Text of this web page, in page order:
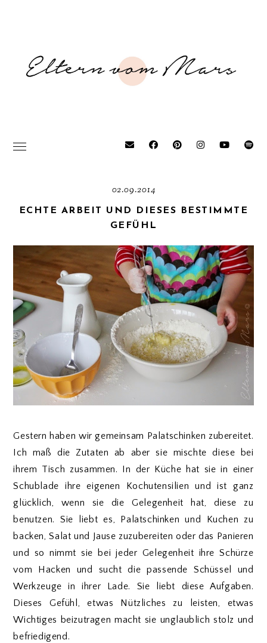
02.09.2014
ECHTE ARBEIT UND DIESES BESTIMMTE
GEFÜHL
Gestern haben wir gemeinsam Palatschinken zubereitet.
Ich maß die Zutaten ab aber sie mischte diese bei
ihrem Tisch zusammen. In der Küche hat sie in einer
Schublade ihre eigenen Kochutensilien und ist ganz
glücklich, wenn sie die Gelegenheit hat, diese zu
benutzen. Sie liebt es, Palatschinken und Kuchen zu
backen, Salat und Jause zuzubereiten oder das Panieren
und so nimmt sie bei jeder Gelegenheit ihre Schürze
vom Hacken und sucht die passende Schüssel und
Werkzeuge in ihrer Lade. Sie liebt diese Aufgaben.
Dieses Gefühl, etwas Nützliches zu leisten, etwas
Wichtiges beizutragen macht sie unglaublich stolz und
befriedigend.